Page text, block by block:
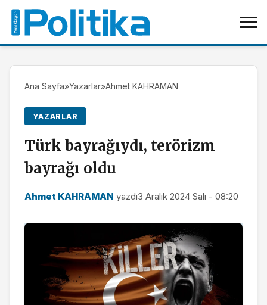
Ana Sayfa»Yazarlar»Ahmet KAHRAMAN
YAZARLAR
Türk bayrağıydı, terörizm
bayrağı oldu
Ahmet KAHRAMAN yazdı3 Aralık 2024 Salı - 08:20